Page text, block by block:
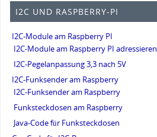
I2C UND RASPBERRY-PI
I2C-Module am Raspberry PI
I2C-Module am Raspberry PI adressieren
I2C-Pegelanpassung 3,3 nach 5V
I2C-Funksender am Raspberry
I2C-Funksender am Raspberry
Funksteckdosen am Raspberry
Java-Code für Funksteckdosen